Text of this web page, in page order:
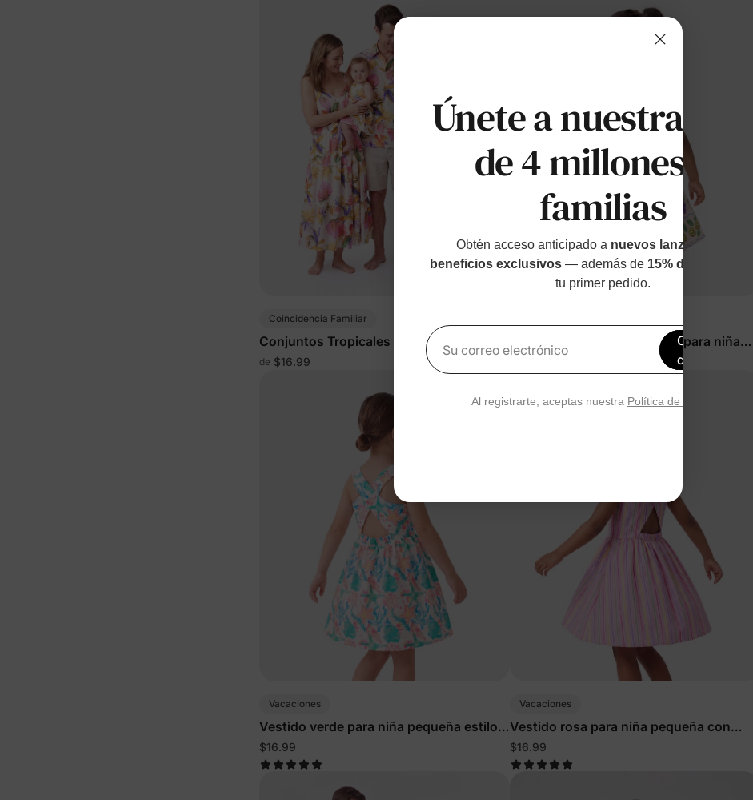
Coincidencia Familiar
Conjuntos Tropicales a Juego para
Familia en Albaricoque
de $16.99
Vestido de frutas multicolor para niña
Vacaciones
Vestido verde para niña pequeña estilo
océano
$16.99
Vacaciones
Vestido rosa para niña pequeña con
motivo oceánico
$16.99
Únete a nuestras más
de 4 millones de
familias
Obtén acceso anticipado a nuevos lanzamientos y
beneficios exclusivos— además de 15% de descuento
tu primer pedido.
Su correo electrónico
Obtén un 15%
de descuento
Al registrarte, aceptas nuestra Política de privacidad